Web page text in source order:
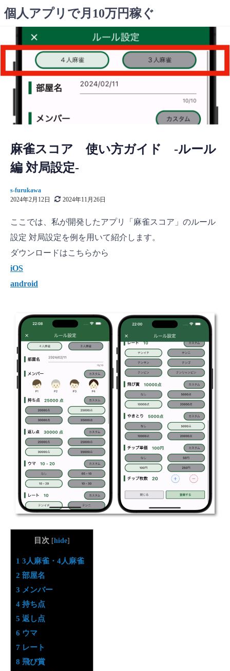
コ
ン個人アプリで月10万円稼ぐ
麻雀スコア 使い方ガイド -ルール
編 対局設定-
s-furukawa
2024年2月12日
2024年11月26日
ここでは、私が開発したアプリ「麻雀スコア」のルール
設定 対局設定を例を用いて紹介します。
ダウンロードはこちらから
iOS
android
目次 [hide]
1 3人麻雀・4人麻雀
2 部屋名
3 メンバー
4 持ち点
5 返し点
6 ウマ
7 レート
8 飛び賞